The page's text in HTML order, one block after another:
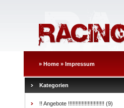
» Home » Impressum
Kategorien
!! Angebote !!!!!!!!!!!!!!!!!!!!!!!! (9)